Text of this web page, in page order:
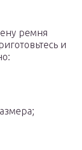
ремня
и